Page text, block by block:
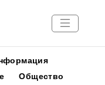
Общество